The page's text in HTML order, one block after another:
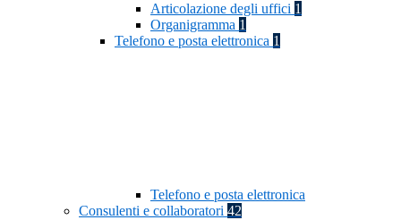
Articolazione degli uffici 1
Organigramma 1
Telefono e posta elettronica 1
Telefono e posta elettronica
Consulenti e collaboratori 42